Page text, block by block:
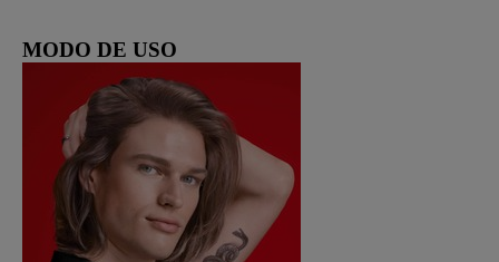
MODO DE USO